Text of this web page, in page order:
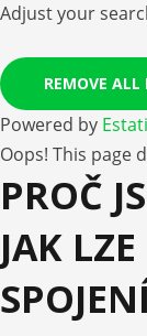
Adjust your
REMOVE ALL
Powered by
Oops! This page
PROČ
JAK